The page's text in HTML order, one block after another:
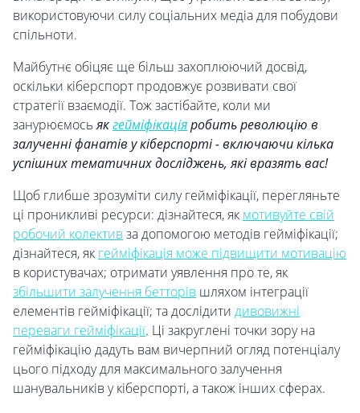
використовуючи силу соціальних медіа для побудови
спільноти.
Майбутнє обіцяє ще більш захоплюючий досвід,
оскільки кіберспорт продовжує розвивати свої
стратегії взаємодії. Тож застібайте, коли ми
занурюємосьякгейміфікаціяробить революцію в
залученні фанатів у кіберспорті - включаючи кілька
успішних тематичних досліджень, які вразять вас!
Щоб глибше зрозуміти силу гейміфікації, перегляньте
ці проникливі ресурси: дізнайтеся, як мотивуйте свій
робочий колективза допомогою методів гейміфікації;
дізнайтеся, як гейміфікація може підвищити мотивацію
в користувачах; отримати уявлення про те, як
збільшити залучення бетторів шляхом інтеграції
елементів гейміфікації; та дослідити дивовижні
переваги гейміфікації. Ці закруглені точки зору на
гейміфікацію дадуть вам вичерпний огляд потенціалу
цього підходу для максимального залучення
шанувальників у кіберспорті, а також інших сферах.